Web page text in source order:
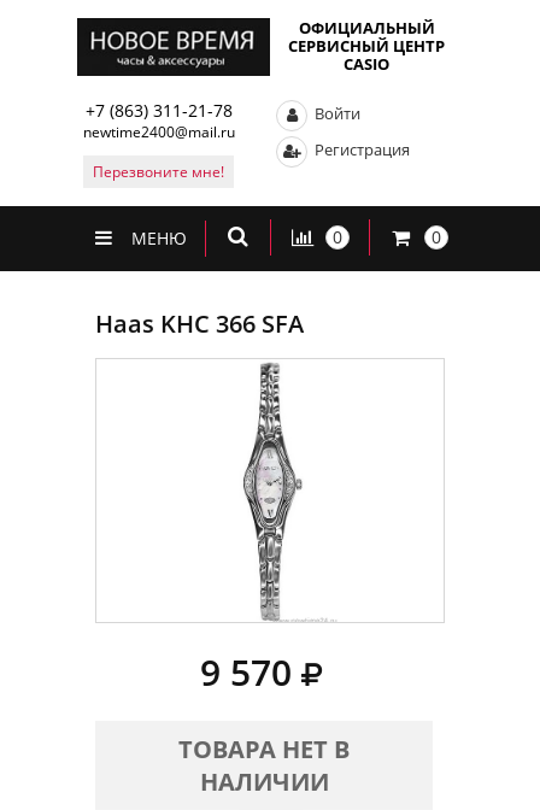
ОФИЦИАЛЬНЫЙ
СЕРВИСНЫЙ ЦЕНТР
CASIO
+7 (863) 311-21-78
newtime2400@mail.ru
Перезвоните мне!
Войти
Регистрация
МЕНЮ 0 0
Haas KHC 366 SFA
9 570
ТОВАРА НЕТ В
НАЛИЧИИ